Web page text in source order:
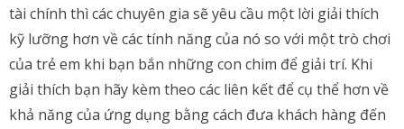
tài chính thì các chuyên gia sẽ yêu cầu một lời giải thích
kỹ lưỡng hơn về các tính năng của nó so với một trò chơi
của trẻ em khi bạn bắn những con chim để giải trí. Khi
giải thích bạn hãy kèm theo các liên kết để cụ thể hơn về
khả năng của ứng dụng bằng cách đưa khách hàng đến